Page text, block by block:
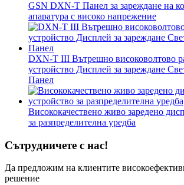
GSN DXN-T Панел за зареждане на
апаратура с високо напрежение
DXN-T III Вътрешно високоволтово
устройство Дисплей за зареждане
Панел
Висококачествено живо заредено
за разпределителна уредба
Сътрудничете с нас!
Да предложим на клиентите
решение